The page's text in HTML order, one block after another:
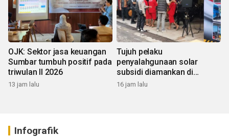
OJK: Sektor jasa keuangan
Sumbar tumbuh positif pada
triwulan II 2026
13 jam lalu
Tujuh pelaku
penyalahgunaan solar
subsidi diamankan di
Sumbar
16 jam lalu
Infografik